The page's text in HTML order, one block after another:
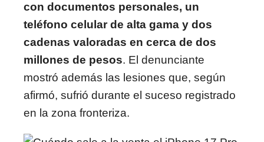
con documentos personales, un
teléfono celular de alta gama y dos
cadenas valoradas en cerca de dos
millones de pesos. El denunciante
mostró además las lesiones que, según
afirmó, sufrió durante el suceso registrado
en la zona fronteriza.